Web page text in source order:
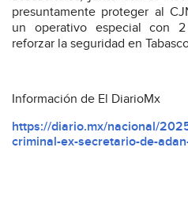
presuntamente proteger al
un operativo especial con
reforzar la seguridad en
Información de El DiarioMx
https://diario.mx/nacional/
criminal-ex-secretario-de-